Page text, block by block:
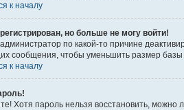
к началу
но больше не могу войти!
по какой-то причине
сообщения, чтобы уменьшить размер базы
к началу
Хотя пароль нельзя восстановить,